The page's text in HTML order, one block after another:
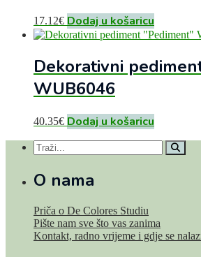
17.12€ Dodaj u košaricu
Dekorativni
WUB6046
40.35€ Dodaj u košaricu
O nama
Priča o De Colores Studiu
Pište nam sve što vas zanima
Kontakt, radno vrijeme i gdje se